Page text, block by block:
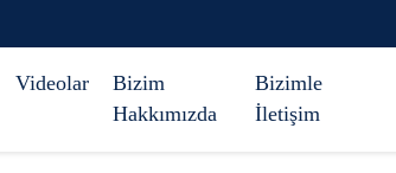
Videolar
Bizim
Hakkımızda
Bizimle
İletişim